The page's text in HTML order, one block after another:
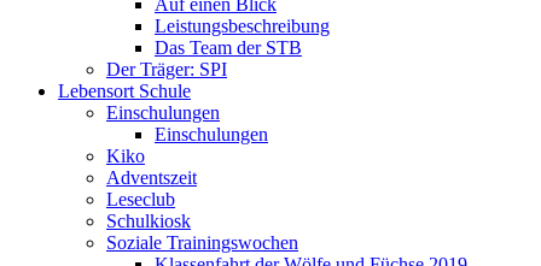
Auf einen Blick
Leistungsbeschreibung
Das Team der STB
Der Träger: SPI
Lebensort Schule
Einschulungen
Einschulungen
Kiko
Adventszeit
Leseclub
Schulkiosk
Soziale Trainingswochen